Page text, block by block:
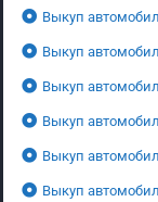
Выкуп
Выкуп
Выкуп
Выкуп
Выкуп
Выкуп